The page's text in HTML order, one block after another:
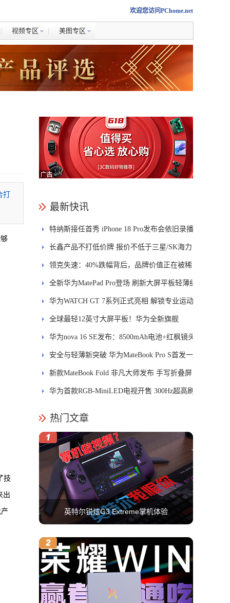
欢迎您访问PChome.net
视频专区 美图专区
技
出
最新快讯
特纳斯接任首秀 iPhone 18 Pro发布会依旧录播
长鑫产品不打低价牌 报价不低于三星/SK海力
士
领克失速：40%跌幅背后，品牌价值正在被稀
释
全新华为MatePad Pro登场 刷新大屏平板轻薄纪
录
华为WATCH GT 7系列正式亮相 解锁专业运动
新体验
全球最轻12英寸大屏平板！华为全新旗舰
MatePad Pro正式发布
华为nova 16 SE发布：8500mAh电池+红枫镜头
安全与轻薄新突破 华为MateBook Pro S首发一
区双像素技术防窥屏
新款MateBook Fold 非凡大师发布 手写折叠屏
引领PC交互新体验
华为首款RGB-MiniLED电视开售 300Hz超高刷
热门文章
英特尔锐炫G3 Extreme掌机体验